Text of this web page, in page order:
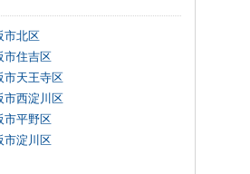
市北区
市住吉区
市天王寺区
市西淀川区
市平野区
市淀川区